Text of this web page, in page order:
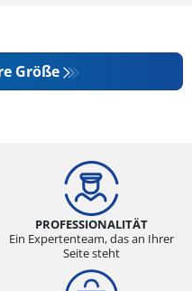
Größe
PROFESSIONALITÄT
Ein Expertenteam, das an Ihrer
Seite steht